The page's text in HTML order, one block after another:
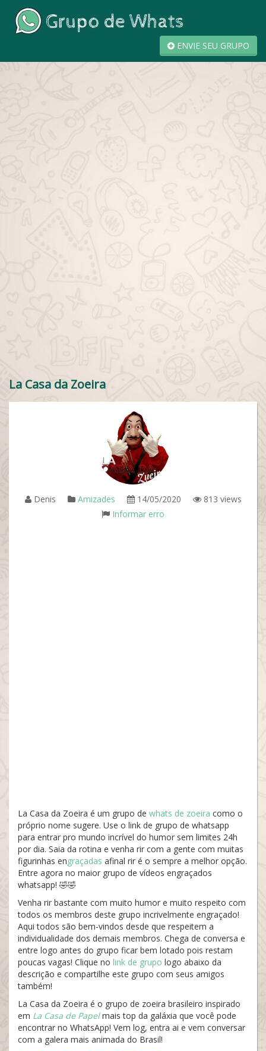
ENVIE SEU GRUPO
La Casa da Zoeira
Denis Amizades 14/05/2020
813 views
Informar erro
La Casa da Zoeira é um grupo de whats de zoeira como o
próprio nome sugere. Use o link de grupo de whatsapp
para entrar pro mundo incrível do humor sem limites 24h
por dia. Saia da rotina e venha rir com a gente com muitas
figurinhas engraçadas afinal rir é o sempre a melhor opção.
Entre agora no maior grupo de vídeos engraçados
whatsapp! 🤣🤣
Venha rir bastante com muito humor e muito respeito com
todos os membros deste grupo incrivelmente engraçado!
Aqui todos são bem-vindos desde que respeitem a
individualidade dos demais membros. Chega de conversa e
entre logo antes do grupo ficar bem lotado pois restam
poucas vagas! Clique no link de grupo logo abaixo da
descrição e compartilhe este grupo com seus amigos
também!
La Casa da Zoeira é o grupo de zoeira brasileiro inspirado
em La Casa de Papelmais top da galáxia que você pode
encontrar no WhatsApp! Vem log, entra ai e vem conversar
com a galera mais animada do Brasil!